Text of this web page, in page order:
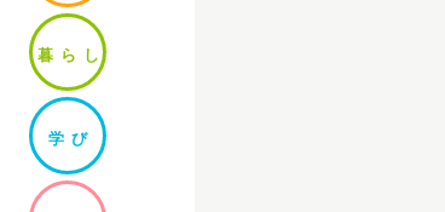
暮ら し
学 び